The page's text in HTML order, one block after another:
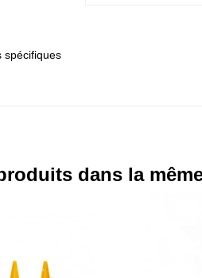
spécifiques
dans la